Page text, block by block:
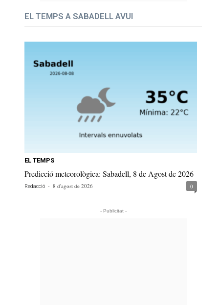
EL TEMPS A SABADELL AVUI
EL TEMPS
Predicció meteorològica: Sabadell, 8 de Agost de 2026
Redacció - 8 d'agost de 2026 0
- Publicitat -